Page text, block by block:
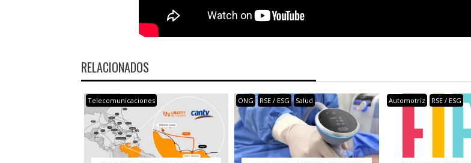
RELACIONADOS
Telecomunicaciones ONG RSE / ESG Salud Automotriz RSE / ESG